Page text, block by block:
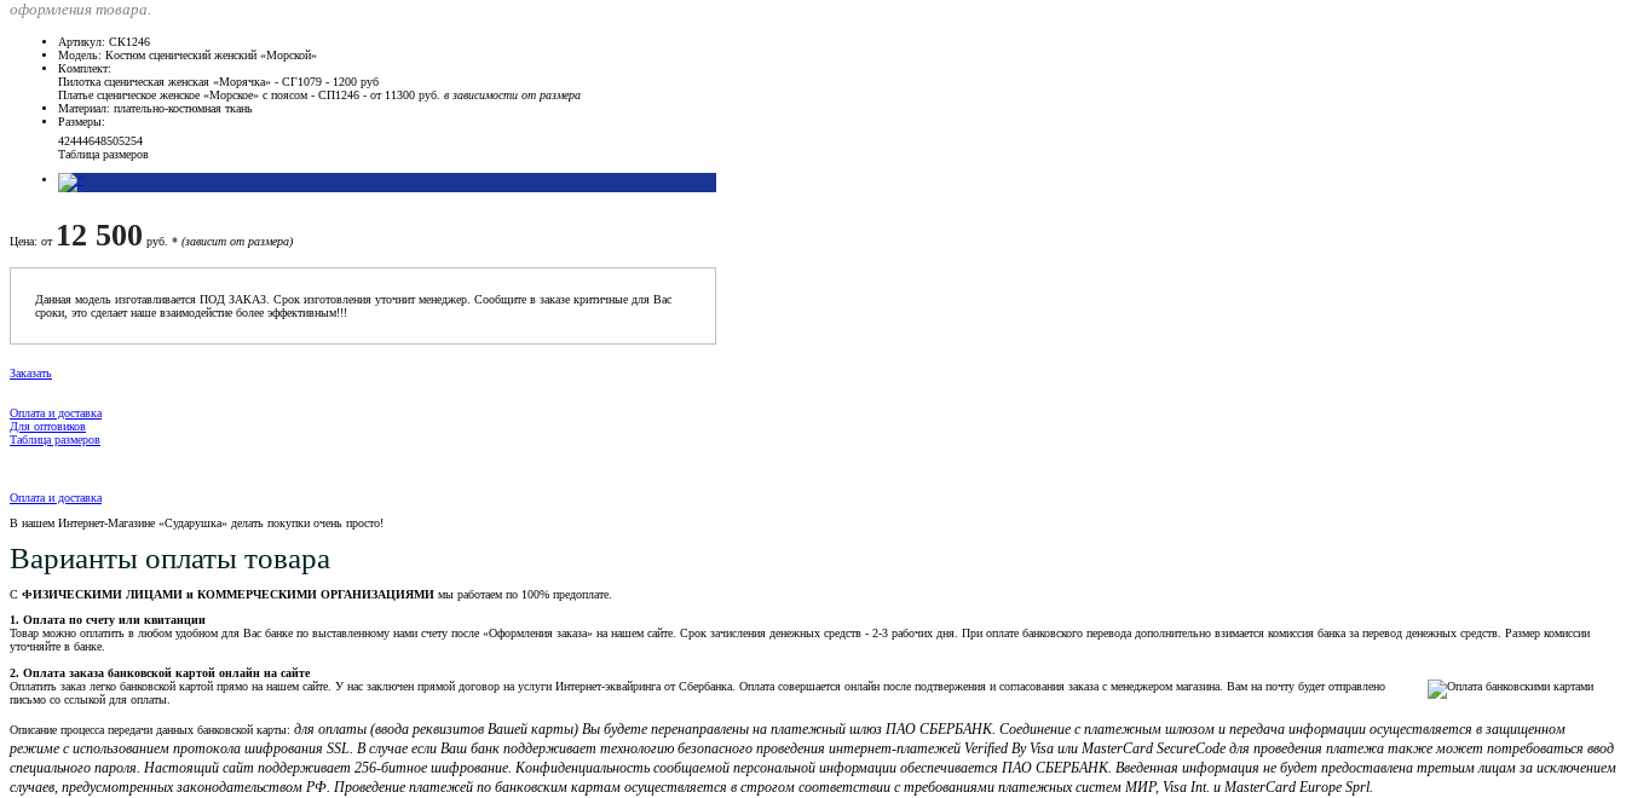
оформления товара.
Артикул: СК1246
Модель: Костюм сценический женский «Морской»
Комплект:
Пилотка сценическая женская «Морячка» - СГ1079 - 1200 руб
Платье сценическое женское «Морское» с поясом - СП1246 - от 11300 руб. в зависимости от размера
Материал: плательно-костюмная ткань
Размеры:
42444648505254
Таблица размеров
Цена: от 12 500 руб. * (зависит от размера)
Данная модель изготавливается ПОД ЗАКАЗ. Срок изготовления уточнит менеджер. Сообщите в заказе критичные для Вас
сроки, это сделает наше взаимодейстие более эффективным!!!
Заказать
Оплата и доставка
Для оптовиков
Таблица размеров
Оплата и доставка
В нашем Интернет-Магазине «Сударушка» делать покупки очень просто!
Варианты оплаты товара
С ФИЗИЧЕСКИМИ ЛИЦАМИ и КОММЕРЧЕСКИМИ ОРГАНИЗАЦИЯМИ мы работаем по 100% предоплате.
1. Оплата по счету или квитанции
Товар можно оплатить в любом удобном для Вас банке по выставленному нами счету после «Оформления заказа» на нашем сайте. Срок зачисления денежных средств - 2-3 рабочих дня. При оплате банковского перевода дополнительно взимается комиссия банка за перевод денежных средств. Размер комиссии
уточняйте в банке.
2. Оплата заказа банковской картой онлайн на сайте
Оплатить заказ легко банковской картой прямо на нашем сайте. У нас заключен прямой договор на услуги Интернет-эквайринга от Сбербанка. Оплата совершается онлайн после подтвержения и согласования заказа с менеджером магазина. Вам на почту будет отправлено
письмо со сслыкой для оплаты.
Описание процесса передачи данных банковской карты: для оплаты (ввода реквизитов Вашей карты) Вы будете перенаправлены на платежный шлюз ПАО СБЕРБАНК. Соединение с платежным шлюзом и передача информации осуществляется в защищенном
режиме с использованием протокола шифрования SSL. В случае если Ваш банк поддерживает технологию безопасного проведения интернет-платежей Verified By Visa или MasterCard SecureCode для проведения платежа также может потребоваться ввод
специального пароля. Настоящий сайт поддерживает 256-битное шифрование. Конфиденциальность сообщаемой персональной информации обеспечивается ПАО СБЕРБАНК. Введенная информация не будет предоставлена третьим лицам за исключением
случаев, предусмотренных законодательством РФ. Проведение платежей по банковским картам осуществляется в строгом соответствии с требованиями платежных систем МИР, Visa Int. и MasterCard Europe Sprl.